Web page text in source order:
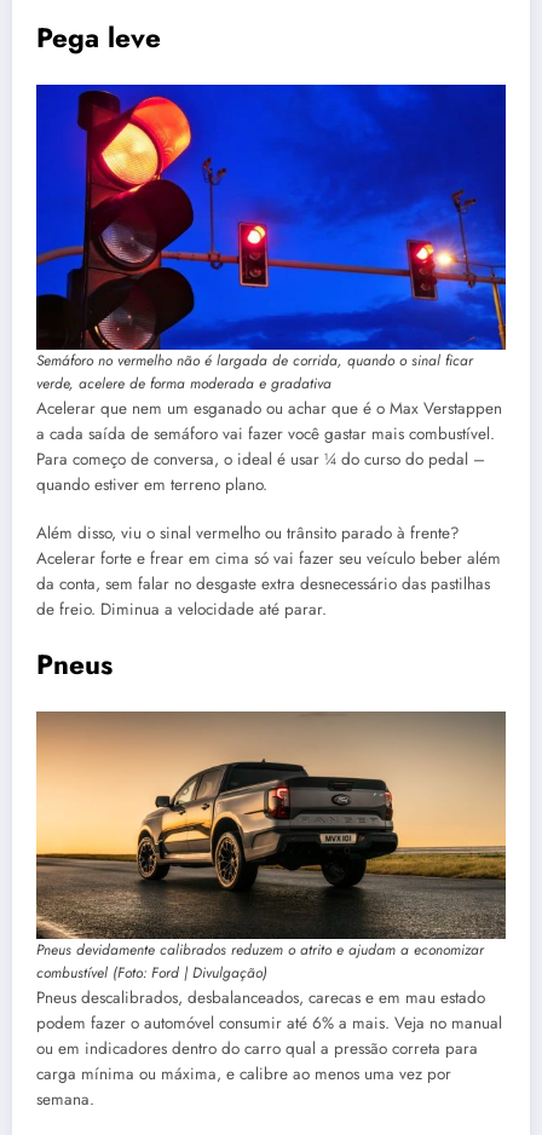
Pega leve
Semáforo no vermelho não é largada de corrida, quando o sinal ficar
verde, acelere de forma moderada e gradativa
Acelerar que nem um esganado ou achar que é o Max Verstappen
a cada saída de semáforo vai fazer você gastar mais combustível.
Para começo de conversa, o ideal é usar ¼ do curso do pedal –
quando estiver em terreno plano.
Além disso, viu o sinal vermelho ou trânsito parado à frente?
Acelerar forte e frear em cima só vai fazer seu veículo beber além
da conta, sem falar no desgaste extra desnecessário das pastilhas
de freio. Diminua a velocidade até parar.
Pneus
Pneus devidamente calibrados reduzem o atrito e ajudam a economizar
combustível (Foto: Ford | Divulgação)
Pneus descalibrados, desbalanceados, carecas e em mau estado
podem fazer o automóvel consumir até 6% a mais. Veja no manual
ou em indicadores dentro do carro qual a pressão correta para
carga mínima ou máxima, e calibre ao menos uma vez por
semana.